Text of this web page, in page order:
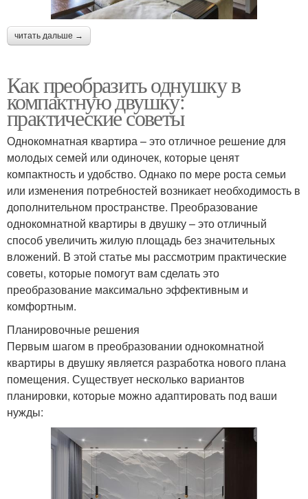
читать дальше →
Как преобразить однушку в
компактную двушку:
практические советы
Однокомнатная квартира – это отличное решение для
молодых семей или одиночек, которые ценят
компактность и удобство. Однако по мере роста семьи
или изменения потребностей возникает необходимость в
дополнительном пространстве. Преобразование
однокомнатной квартиры в двушку – это отличный
способ увеличить жилую площадь без значительных
вложений. В этой статье мы рассмотрим практические
советы, которые помогут вам сделать это
преобразование максимально эффективным и
комфортным.
Планировочные решения
Первым шагом в преобразовании однокомнатной
квартиры в двушку является разработка нового плана
помещения. Существует несколько вариантов
планировки, которые можно адаптировать под ваши
нужды: